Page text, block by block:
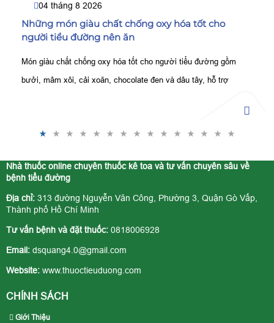
04 tháng 8 2026
Những món giàu chất chống oxy hóa tốt cho
người tiểu đường nên ăn
Món giàu chất chống oxy hóa tốt cho người tiểu đường gồm
bưởi, mâm xôi, cải xoăn, chocolate đen và dâu tây, hỗ trợ
Nhà thuốc online chuyên thuốc kê toa và tư vấn chuyên sâu về
bệnh tiểu đường
Địa chỉ: 313 đường Nguyễn Văn Công, Phường 3, Quận Gò Vấp,
Thành phố Hồ Chí Minh
Tư vấn bệnh và đặt thuốc: 0818006928
Email: dsquang4.0@gmail.com
Website: www.thuoctieuduong.com
CHÍNH SÁCH
Giới Thiệu